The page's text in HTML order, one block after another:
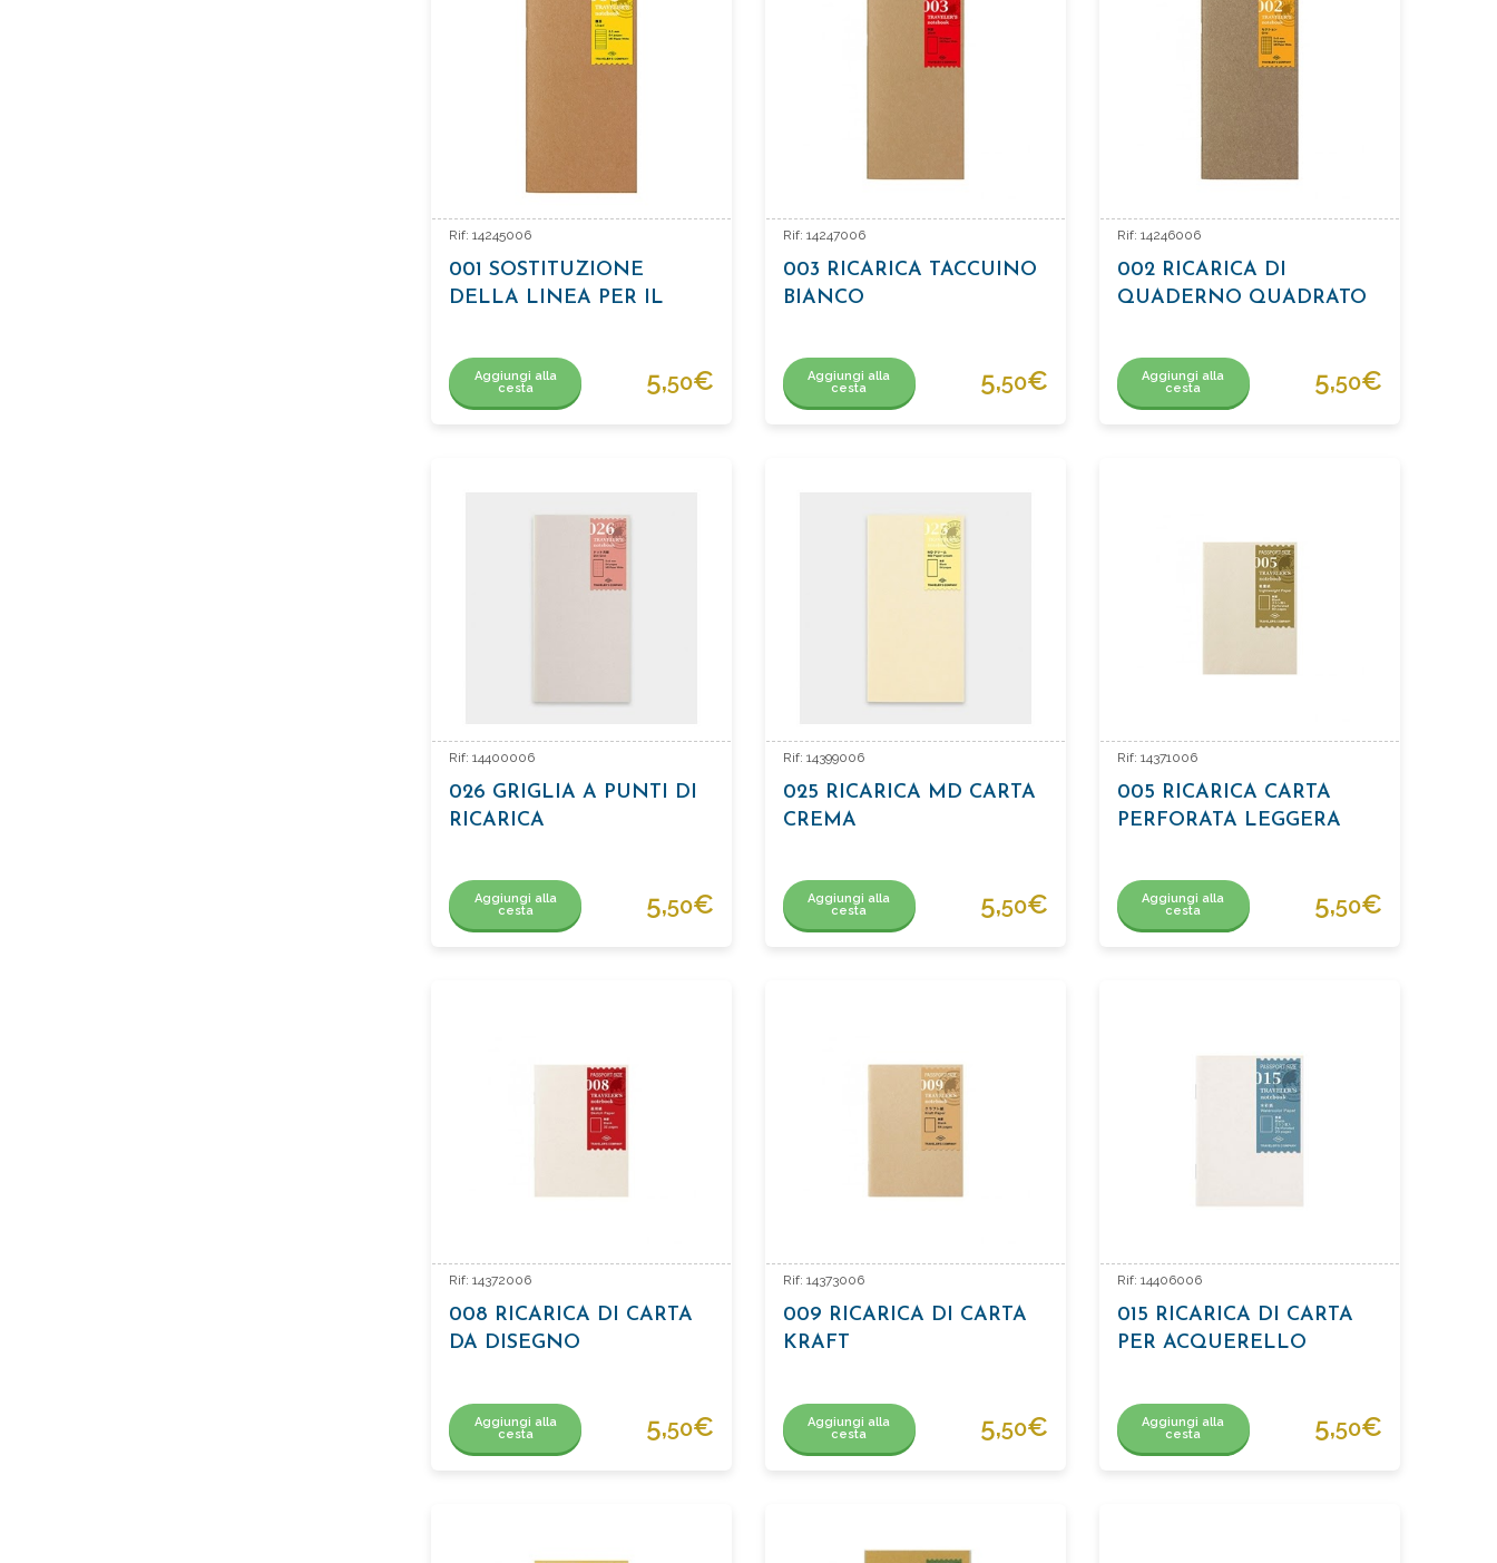
Rif: 14245006
001 SOSTITUZIONE
DELLA LINEA PER IL
Aggiungi alla
cesta
5,50€
Rif: 14247006
003 RICARICA TACCUINO
BIANCO
Aggiungi alla
cesta
5,50€
Rif: 14246006
002 RICARICA DI
QUADERNO QUADRATO
Aggiungi alla
cesta
5,50€
Rif: 14400006
026 GRIGLIA A PUNTI DI
RICARICA
Aggiungi alla
cesta
5,50€
Rif: 14399006
025 RICARICA MD CARTA
CREMA
Aggiungi alla
cesta
5,50€
Rif: 14371006
005 RICARICA CARTA
PERFORATA LEGGERA
Aggiungi alla
cesta
5,50€
Rif: 14372006
008 RICARICA DI CARTA
DA DISEGNO
Aggiungi alla
cesta
5,50€
Rif: 14373006
009 RICARICA DI CARTA
KRAFT
Aggiungi alla
cesta
5,50€
Rif: 14406006
015 RICARICA DI CARTA
PER ACQUERELLO
Aggiungi alla
cesta
5,50€